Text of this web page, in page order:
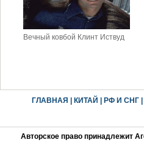
Вечный ковбой Клинт Иствуд
ГЛАВНАЯ КИТАЙ РФ И СНГ|
Авторское право принадлежит